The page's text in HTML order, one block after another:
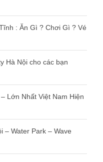
: Ăn Gì ? Chơi Gì ? Vé
Hà Nội cho các bạn
Lớn Nhất Việt Nam Hiện
– Water Park – Wave